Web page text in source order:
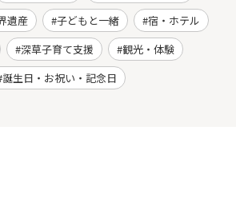
遺産
子どもと一緒
宿・ホテル
深草子育て支援
観光・体験
誕生日・お祝い・記念日